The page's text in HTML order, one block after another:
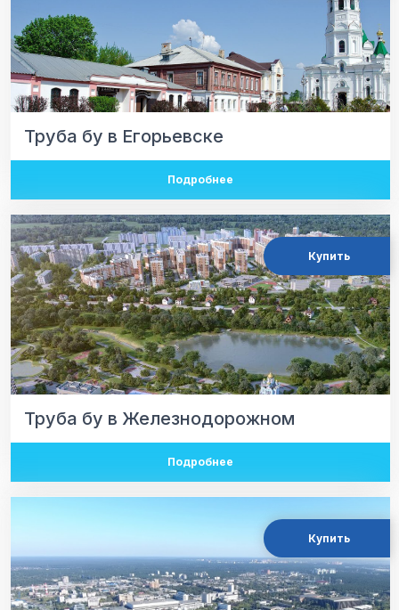
Труба бу в Егорьевске
Подробнее
Купить
Труба бу в Железнодорожном
Подробнее
Купить